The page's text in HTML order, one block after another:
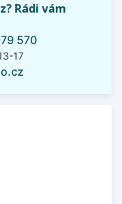
Rádi vám
570
17